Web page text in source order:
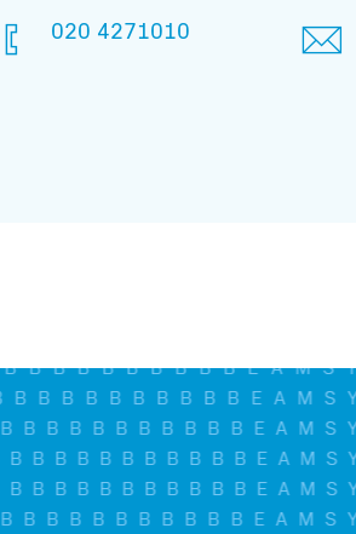
020 4271010